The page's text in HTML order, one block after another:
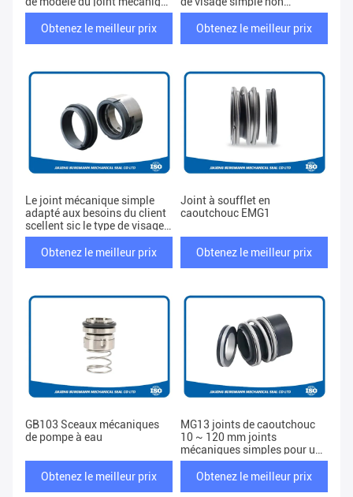
119B de norme
Obtenez le meilleur prix
équilibré de norme
Obtenez le meilleur prix
Le joint mécanique simple
adapté aux besoins du client
scellent sic le type de visage
pour la pompe de
Obtenez le meilleur prix
Joint à soufflet en
caoutchouc EMG1
Obtenez le meilleur prix
GB103 Sceaux mécaniques
de pompe à eau
Obtenez le meilleur prix
MG13 joints de caoutchouc
10 ~ 120 mm joints
mécaniques simples pour une
pression de 1,2 Mpa et une
plage de température de -20
Obtenez le meilleur prix